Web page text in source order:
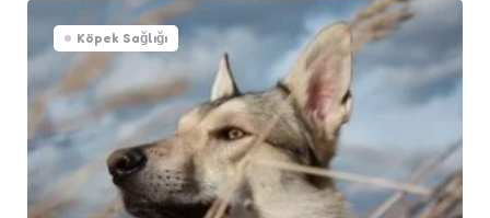
Köpek Sağlığı